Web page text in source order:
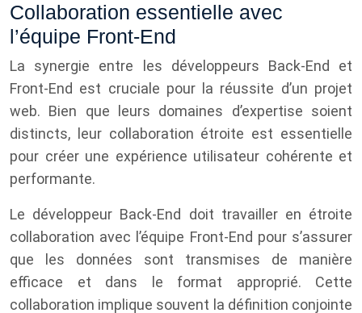
Collaboration essentielle avec
l’équipe Front-End
La synergie entre les développeurs Back-End et
Front-End est cruciale pour la réussite d’un projet
web. Bien que leurs domaines d’expertise soient
distincts, leur collaboration étroite est essentielle
pour créer une expérience utilisateur cohérente et
performante.
Le développeur Back-End doit travailler en étroite
collaboration avec l’équipe Front-End pour s’assurer
que les données sont transmises de manière
efficace et dans le format approprié. Cette
collaboration implique souvent la définition conjointe